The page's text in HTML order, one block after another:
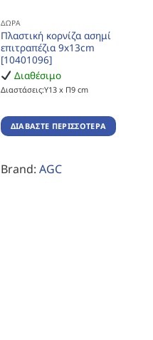
ΔΏΡΑ
Πλαστική κορνίζα ασημί
επιτραπέζια 9x13cm
[10401096]
Διαθέσιμο
Διαστάσεις:Υ13 x Π9 cm
ΔΙΑΒΆΣΤΕ ΠΕΡΙΣΣΌΤΕΡΑ
Brand: AGC